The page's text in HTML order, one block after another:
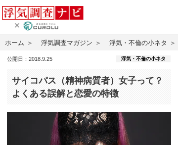
ホーム 浮気調査マガジン 浮気・不倫の小ネタ
公開日：2018.9.25 浮気・不倫の小ネタ
サイコパス（精神病質者）女子って？
よくある誤解と恋愛の特徴